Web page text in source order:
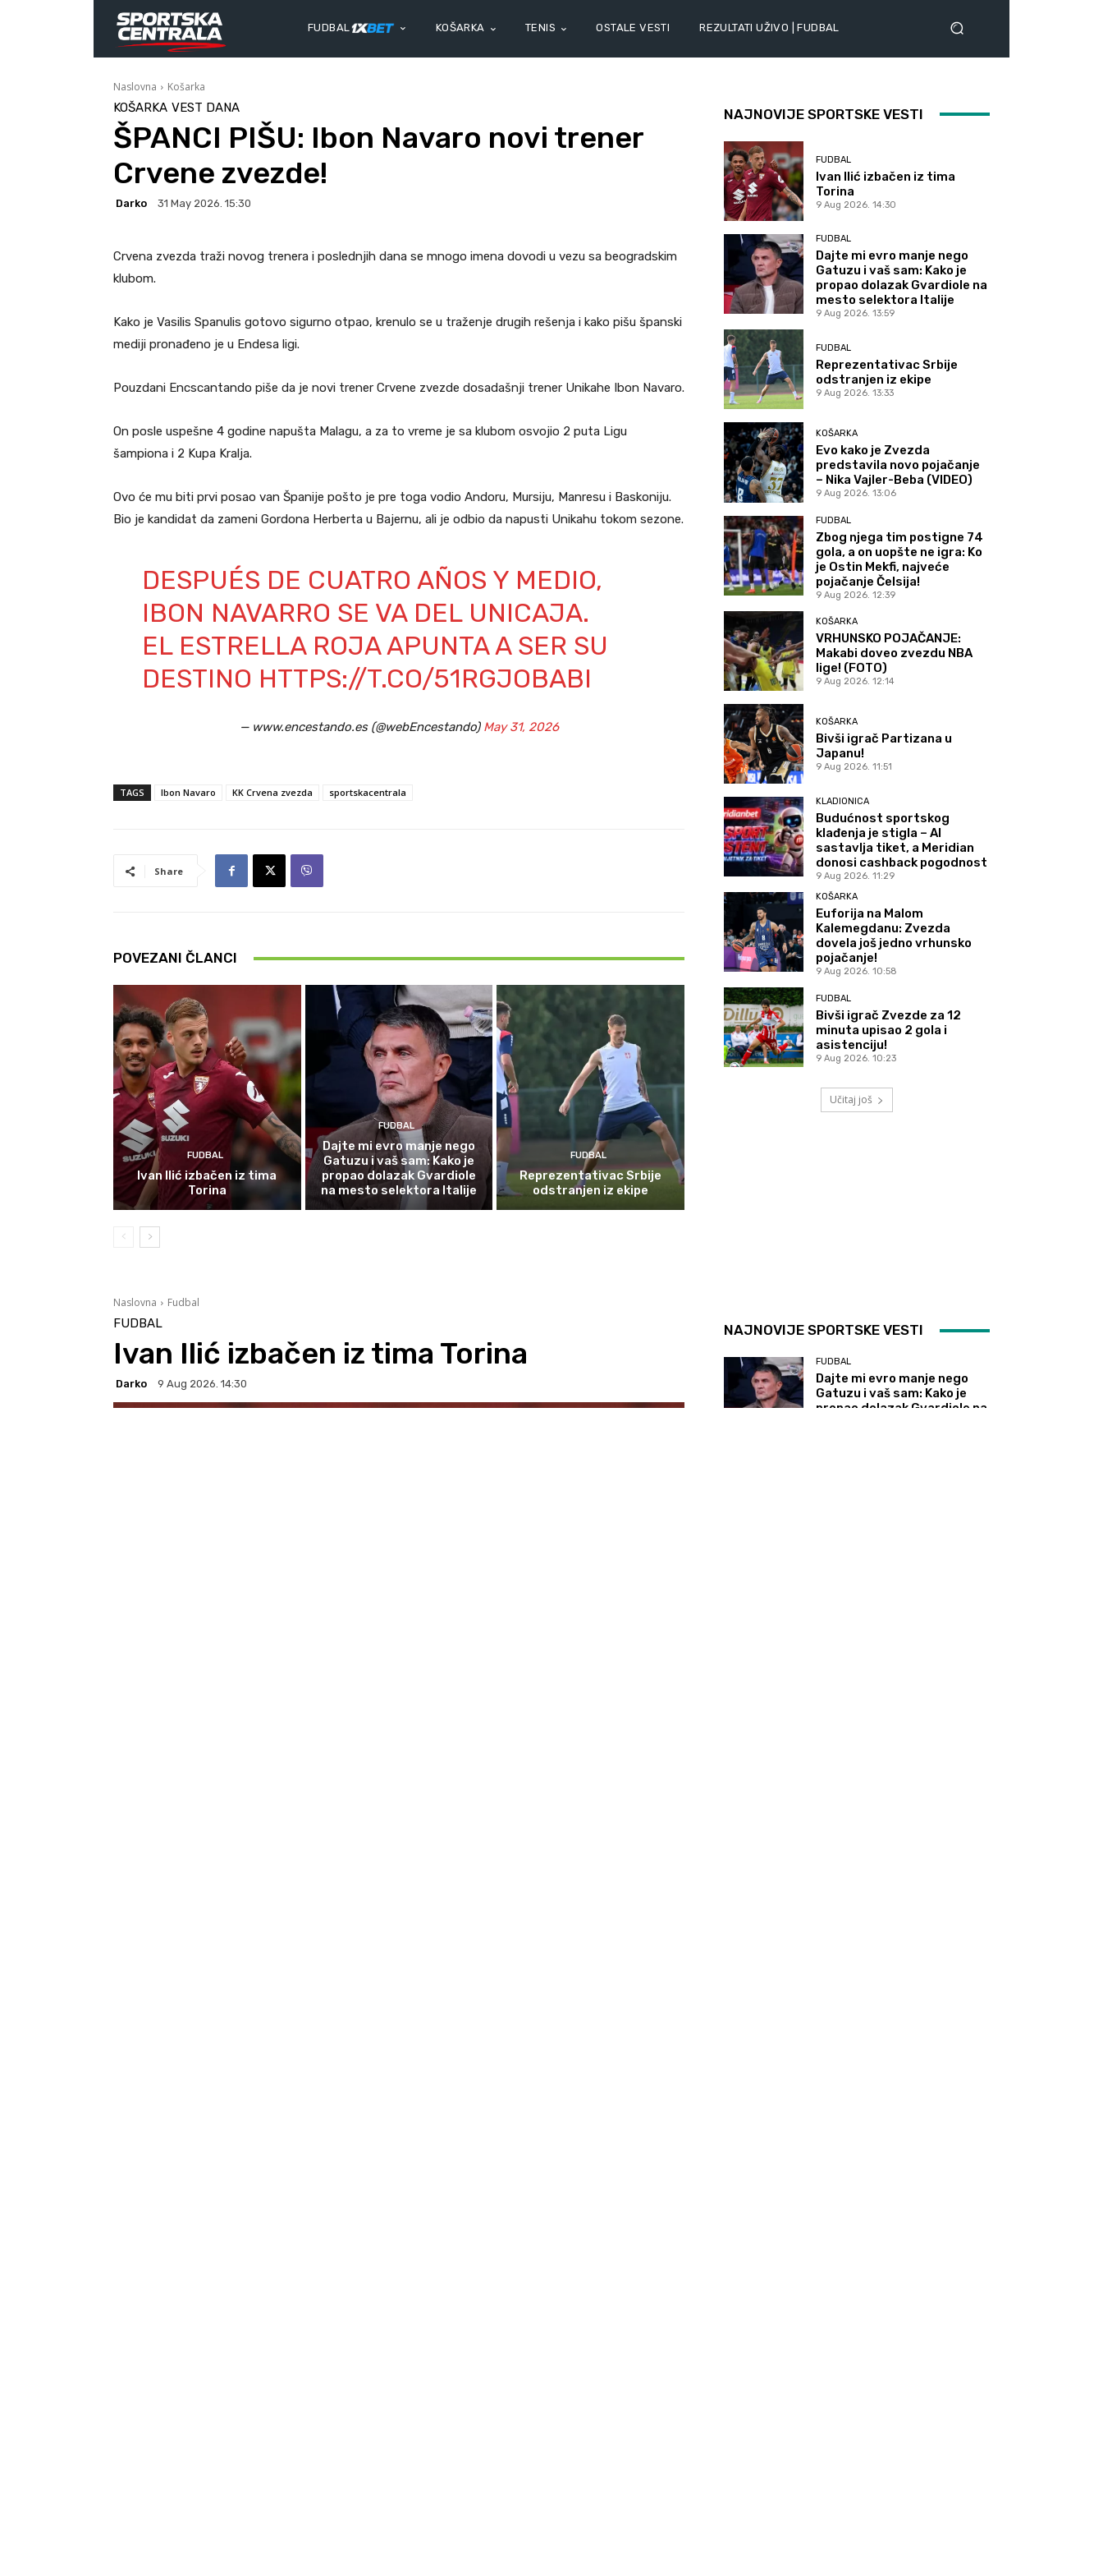
FUDBAL KOŠARKA TENIS OSTALE VESTI REZULTATI UŽIVO | FUDBAL
Naslovna Košarka
KOŠARKA VEST DANA
ŠPANCI PIŠU: Ibon Navaro novi trener
Crvene zvezde!
Darko 31 May 2026. 15:30
Crvena zvezda traži novog trenera i poslednjih dana se mnogo imena dovodi u vezu sa beogradskim
klubom.
Kako je Vasilis Spanulis gotovo sigurno otpao, krenulo se u traženje drugih rešenja i kako pišu španski
mediji pronađeno je u Endesa ligi.
Pouzdani Encscantando piše da je novi trener Crvene zvezde dosadašnji trener Unikahe Ibon Navaro.
On posle uspešne 4 godine napušta Malagu, a za to vreme je sa klubom osvojio 2 puta Ligu
šampiona i 2 Kupa Kralja.
Ovo će mu biti prvi posao van Španije pošto je pre toga vodio Andoru, Mursiju, Manresu i Baskoniju.
Bio je kandidat da zameni Gordona Herberta u Bajernu, ali je odbio da napusti Unikahu tokom sezone.
DESPUÉS DE CUATRO AÑOS Y MEDIO,
IBON NAVARRO SE VA DEL UNICAJA.
EL ESTRELLA ROJA APUNTA A SER SU
DESTINO HTTPS://T.CO/51RGJOBABI
— www.encestando.es (@webEncestando) May 31, 2026
TAGS Ibon Navaro KK Crvena zvezda sportskacentrala
Share
POVEZANI ČLANCI
FUDBAL
Ivan Ilić izbačen iz tima
Torina
FUDBAL
Dajte mi evro manje nego
Gatuzu i vaš sam: Kako je
propao dolazak Gvardiole
na mesto selektora Italije
FUDBAL
Reprezentativac Srbije
odstranjen iz ekipe
NAJNOVIJE SPORTSKE VESTI
FUDBAL
Ivan Ilić izbačen iz tima
Torina
9 Aug 2026. 14:30
FUDBAL
Dajte mi evro manje nego
Gatuzu i vaš sam: Kako je
propao dolazak Gvardiole na
mesto selektora Italije
9 Aug 2026. 13:59
FUDBAL
Reprezentativac Srbije
odstranjen iz ekipe
9 Aug 2026. 13:33
KOŠARKA
Evo kako je Zvezda
predstavila novo pojačanje
– Nika Vajler-Beba (VIDEO)
9 Aug 2026. 13:06
FUDBAL
Zbog njega tim postigne 74
gola, a on uopšte ne igra: Ko
je Ostin Mekfi, najveće
pojačanje Čelsija!
9 Aug 2026. 12:39
KOŠARKA
VRHUNSKO POJAČANJE:
Makabi doveo zvezdu NBA
lige! (FOTO)
9 Aug 2026. 12:14
KOŠARKA
Bivši igrač Partizana u
Japanu!
9 Aug 2026. 11:51
KLADIONICA
Budućnost sportskog
klađenja je stigla – AI
sastavlja tiket, a Meridian
donosi cashback pogodnost
9 Aug 2026. 11:29
KOŠARKA
Euforija na Malom
Kalemegdanu: Zvezda
dovela još jedno vrhunsko
pojačanje!
9 Aug 2026. 10:58
FUDBAL
Bivši igrač Zvezde za 12
minuta upisao 2 gola i
asistenciju!
9 Aug 2026. 10:23
Učitaj još